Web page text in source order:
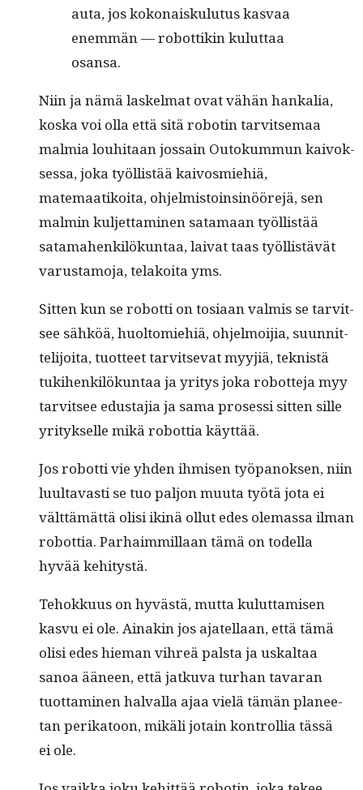
auta, jos kokon­aisku­lu­tus kas­vaa
enem­män — robot­tikin kulut­taa
osansa.
Niin ja nämä laskel­mat ovat vähän han­kalia,
kos­ka voi olla että sitä robotin tarvit­se­maa
malmia louhi­taan jos­sain Out­okum­mun kai­vok­
ses­sa, joka työl­listää kaivos­miehiä,
matemaatikoi­ta, ohjelmis­toinsinööre­jä, sen
malmin kul­jet­ta­mi­nen sata­maan työl­listää
satama­henkilökun­taa, lai­vat taas työl­listävät
varus­ta­mo­ja, telakoi­ta yms.
Sit­ten kun se robot­ti on tosi­aan valmis se tarvit­
see sähköä, huoltomiehiä, ohjel­moi­jia, suun­nit­
telijoi­ta, tuot­teet tarvit­se­vat myyjiä, teknistä
tuk­i­henkilökun­taa ja yri­tys joka robot­te­ja myy
tarvit­see edus­ta­jia ja sama pros­es­si sit­ten sille
yri­tyk­selle mikä robot­tia käyttää.
Jos robot­ti vie yhden ihmisen työ­panok­sen, niin
luul­tavasti se tuo paljon muu­ta työtä jota ei
vält­tämät­tä olisi ikinä ollut edes ole­mas­sa ilman
robot­tia. Parhaim­mil­laan tämä on todel­la
hyvää kehitystä.
Tehokku­us on hyvästä, mut­ta kulut­tamisen
kasvu ei ole. Ainakin jos ajatel­laan, että tämä
olisi edes hie­man vihreä pal­s­ta ja uskaltaa
sanoa ääneen, että jatku­va turhan tavaran
tuot­ta­mi­nen hal­val­la ajaa vielä tämän pla­nee­
tan perika­toon, mikäli jotain kon­trol­lia tässä
ei ole.